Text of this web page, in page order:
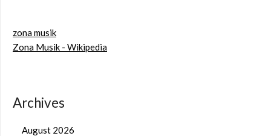
zona musik
Zona Musik - Wikipedia
Archives
August 2026